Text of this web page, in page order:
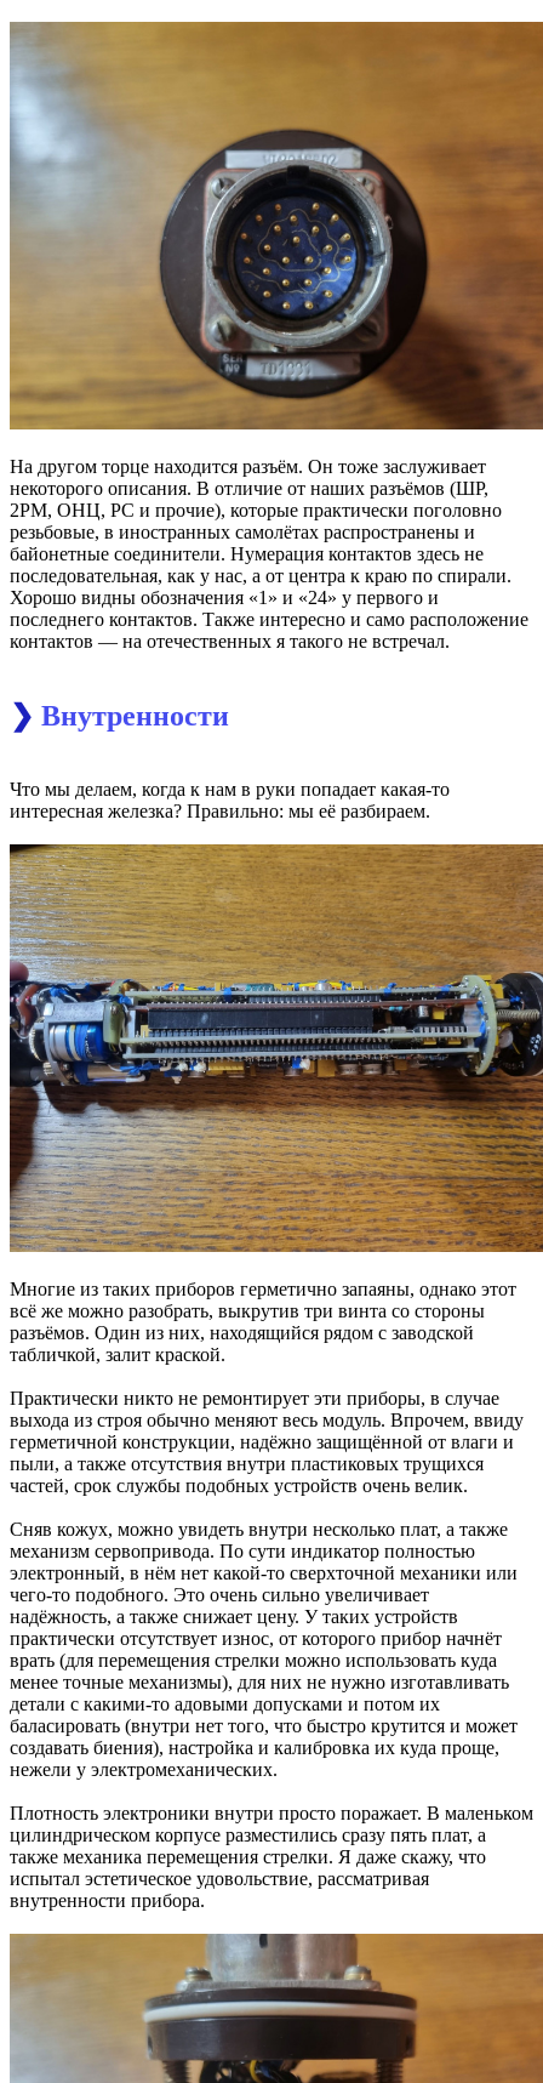
На другом торце находится разъём. Он тоже заслуживает
некоторого описания. В отличие от наших разъёмов (ШР,
2РМ, ОНЦ, РС и прочие), которые практически поголовно
резьбовые, в иностранных самолётах распространены и
байонетные соединители. Нумерация контактов здесь не
последовательная, как у нас, а от центра к краю по спирали.
Хорошо видны обозначения «1» и «24» у первого и
последнего контактов. Также интересно и само расположение
контактов — на отечественных я такого не встречал.
❯ Внутренности
Что мы делаем, когда к нам в руки попадает какая-то
интересная железка? Правильно: мы её разбираем.
Многие из таких приборов герметично запаяны, однако этот
всё же можно разобрать, выкрутив три винта со стороны
разъёмов. Один из них, находящийся рядом с заводской
табличкой, залит краской.
Практически никто не ремонтирует эти приборы, в случае
выхода из строя обычно меняют весь модуль. Впрочем, ввиду
герметичной конструкции, надёжно защищённой от влаги и
пыли, а также отсутствия внутри пластиковых трущихся
частей, срок службы подобных устройств очень велик.
Сняв кожух, можно увидеть внутри несколько плат, а также
механизм сервопривода. По сути индикатор полностью
электронный, в нём нет какой-то сверхточной механики или
чего-то подобного. Это очень сильно увеличивает
надёжность, а также снижает цену. У таких устройств
практически отсутствует износ, от которого прибор начнёт
врать (для перемещения стрелки можно использовать куда
менее точные механизмы), для них не нужно изготавливать
детали с какими-то адовыми допусками и потом их
баласировать (внутри нет того, что быстро крутится и может
создавать биения), настройка и калибровка их куда проще,
нежели у электромеханических.
Плотность электроники внутри просто поражает. В маленьком
цилиндрическом корпусе разместились сразу пять плат, а
также механика перемещения стрелки. Я даже скажу, что
испытал эстетическое удовольствие, рассматривая
внутренности прибора.